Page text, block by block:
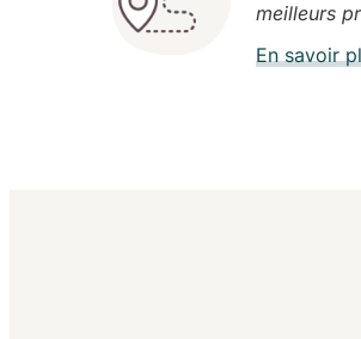
meilleurs
En savoir